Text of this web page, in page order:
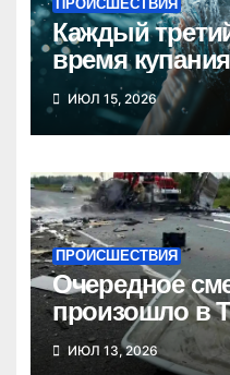
ПРОИСШЕСТВИЯ
Каждый
время
состоянии
ИЮЛ 15, 2026
ПРОИСШЕСТВИЯ
Очередное
произошло в
ИЮЛ 13, 2026